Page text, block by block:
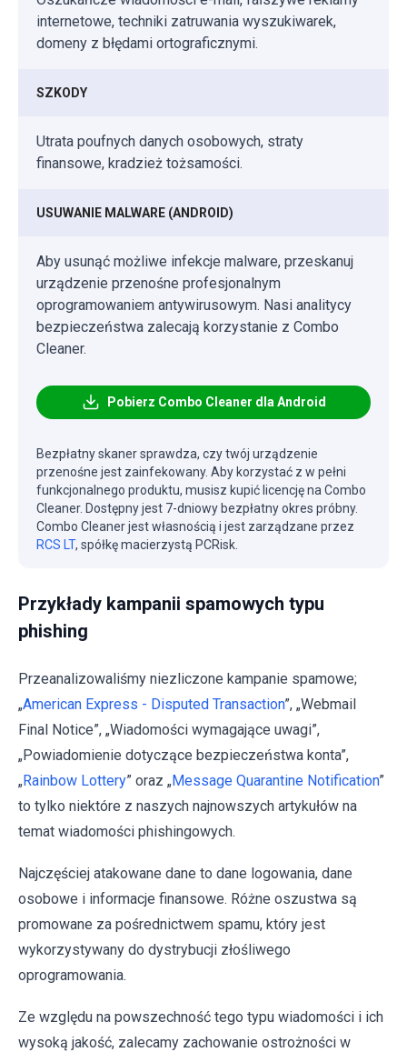
internetowe, techniki zatruwania wyszukiwarek,
domeny z błędami ortograficznymi.
SZKODY
Utrata poufnych danych osobowych, straty
finansowe, kradzież tożsamości.
USUWANIE MALWARE (ANDROID)
Aby usunąć możliwe infekcje malware, przeskanuj
urządzenie przenośne profesjonalnym
oprogramowaniem antywirusowym. Nasi analitycy
bezpieczeństwa zalecają korzystanie z Combo
Cleaner.
Pobierz Combo Cleaner dla Android
Bezpłatny skaner sprawdza, czy twój urządzenie
przenośne jest zainfekowany. Aby korzystać z w pełni
funkcjonalnego produktu, musisz kupić licencję na Combo
Cleaner. Dostępny jest 7-dniowy bezpłatny okres próbny.
Combo Cleaner jest własnością i jest zarządzane przez
RCS LT, spółkę macierzystą PCRisk.
Przykłady kampanii spamowych typu
phishing
Przeanalizowaliśmy niezliczone kampanie spamowe;
„American Express - Disputed Transaction”, „Webmail
Final Notice”, „Wiadomości wymagające uwagi”,
„Powiadomienie dotyczące bezpieczeństwa konta”,
„Rainbow Lottery” oraz „Message Quarantine Notification”
to tylko niektóre z naszych najnowszych artykułów na
temat wiadomości phishingowych.
Najczęściej atakowane dane to dane logowania, dane
osobowe i informacje finansowe. Różne oszustwa są
promowane za pośrednictwem spamu, który jest
wykorzystywany do dystrybucji złośliwego
oprogramowania.
Ze względu na powszechność tego typu wiadomości i ich
wysoką jakość, zalecamy zachowanie ostrożności w